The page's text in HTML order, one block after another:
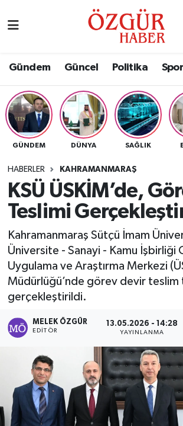
Gündem Güncel Politika Spor
GÜNDEM DÜNYA SAĞLIK
HABERLER KAHRAMANMARAŞ
KSÜ ÜSKİM’de,
Teslimi
Kahramanmaraş Sütçü İmam
Üniversite - Sanayi - Kamu İşbirliği
Uygulama ve Araştırma Merkezi
Müdürlüğü’nde görev devir teslim
gerçekleştirildi.
MELEK ÖZGÜR
EDITÖR
13.05.2026 - 14:28
YAYINLANMA
Eğitim
Ekonomi
Güncel
Gündem
Politika
Sağlık
Spor
Tarih - Kültür - Sanat - Turizm
Yaşam
Nöbetçi Eczaneler
Namaz Vakitleri
Trafik Durumu
Süper Lig Puan Durumu ve Fikstür
Tüm Manşetler
Son Dakika Haberleri
Haber Arşivi